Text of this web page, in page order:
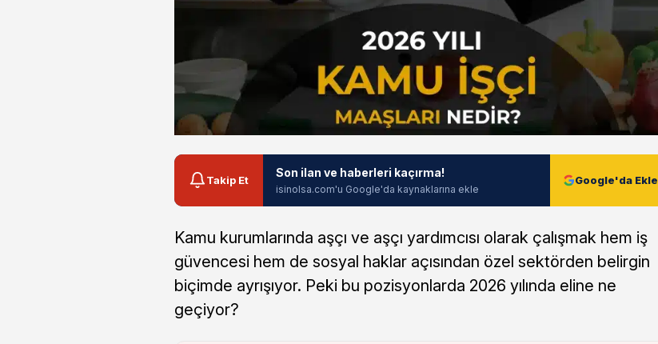
Takip Et
Son ilan ve haberleri kaçırma!
isinolsa.com'u Google'da kaynaklarına ekle
Google'da Ekle
Kamu kurumlarında aşçı ve aşçı yardımcısı olarak çalışmak hem iş
güvencesi hem de sosyal haklar açısından özel sektörden belirgin
biçimde ayrışıyor. Peki bu pozisyonlarda 2026 yılında eline ne
geçiyor?